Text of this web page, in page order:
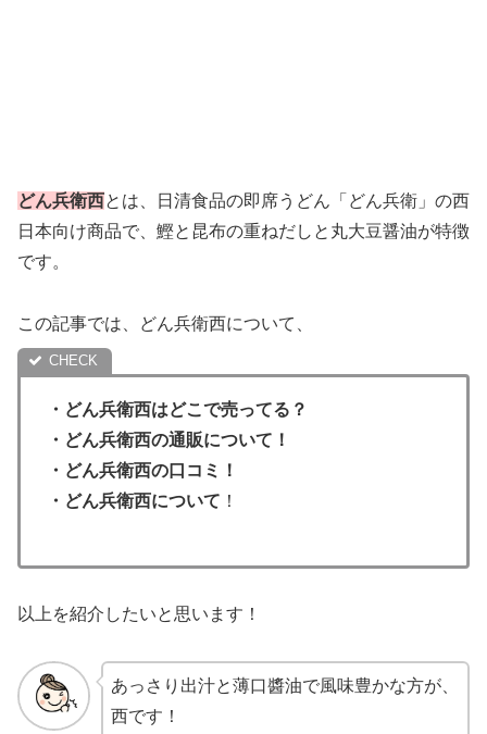
どん兵衛西とは、日清食品の即席うどん「どん兵衛」の西
日本向け商品で、鰹と昆布の重ねだしと丸大豆醤油が特徴
です。
この記事では、どん兵衛西について、
・どん兵衛西はどこで売ってる？
・どん兵衛西の通販について！
・どん兵衛西の口コミ！
・どん兵衛西について ！
以上を紹介したいと思います！
あっさり出汁と薄口醬油で風味豊かな方が、
西です！